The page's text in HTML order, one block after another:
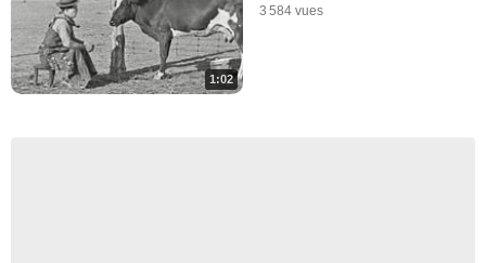
1:02
3 584 vues